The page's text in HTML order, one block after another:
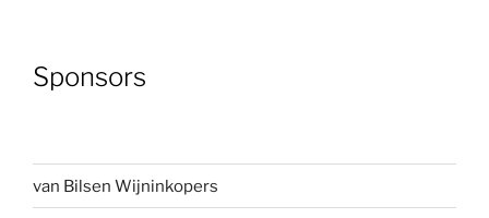
Sponsors
van Bilsen Wijninkopers